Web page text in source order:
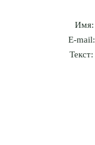
Имя:
E-mail:
Текст: